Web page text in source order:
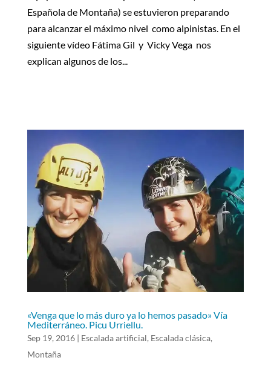
Española de Montaña) se estuvieron preparando
para alcanzar el máximo nivel como alpinistas. En el
siguiente vídeo Fátima Gil y Vicky Vega nos
explican algunos de los...
«Venga que lo más duro ya lo hemos pasado» Vía
Mediterráneo. Picu Urriellu.
Sep 19, 2016| Escalada artificial, Escalada clásica,
Montaña